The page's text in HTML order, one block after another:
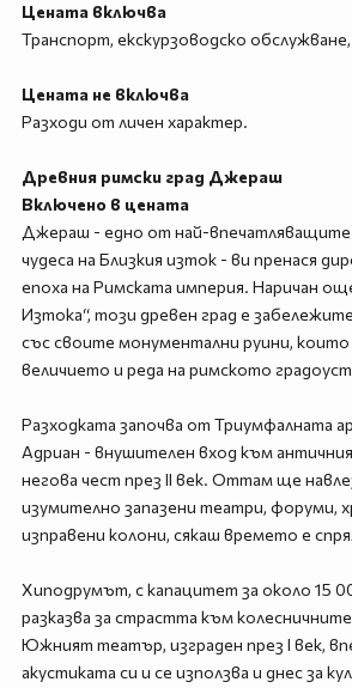
Цената включва
Транспорт, екскурзоводско
Цената не включва
Разходи от личен характер.
Древния римски град Джераш
Включено в цената
Джераш - едно от най-впечатляващите
чудеса на Близкия изток - ви пренася
епоха на Римската империя. Наричан
Изтока“, този древен град е
със своите монументални руини, които
величието и реда на римското
Разходката започва от Триумфалната
Адриан - внушителен вход към
негова чест през II век. Оттам ще
изумително запазени театри, форуми,
изправени колони, сякаш времето е
Хиподрумът, с капацитет за около 15
разказва за страстта към
Южният театър, изграден през I век,
акустиката си и се използва и днес за